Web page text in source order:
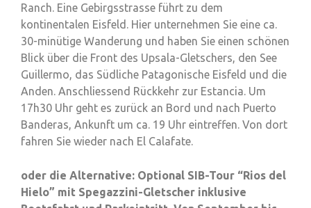
Ranch. Eine Gebirgsstrasse führt zu dem
kontinentalen Eisfeld. Hier unternehmen Sie eine ca.
30-minütige Wanderung und haben Sie einen schönen
Blick über die Front des Upsala-Gletschers, den See
Guillermo, das Südliche Patagonische Eisfeld und die
Anden. Anschliessend Rückkehr zur Estancia. Um
17h30 Uhr geht es zurück an Bord und nach Puerto
Banderas, Ankunft um ca. 19 Uhr eintreffen. Von dort
fahren Sie wieder nach El Calafate.
oder die Alternative: Optional SIB-Tour “Rios del
Hielo” mit Spegazzini-Gletscher inklusive